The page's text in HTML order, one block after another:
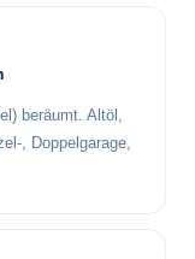
beräumt. Altöl,
, Doppelgarage,